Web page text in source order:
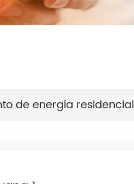
de energía residencial